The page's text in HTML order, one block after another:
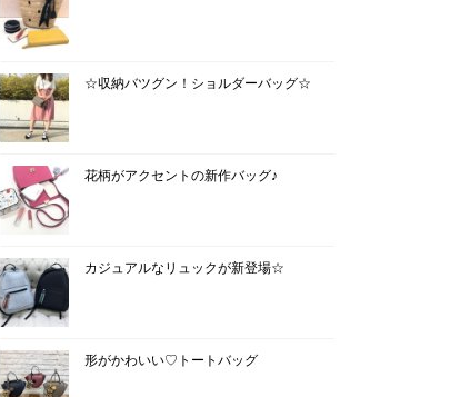
☆収納バツグン！ショルダーバッグ☆
花柄がアクセントの新作バッグ♪
カジュアルなリュックが新登場☆
形がかわいい♡トートバッグ